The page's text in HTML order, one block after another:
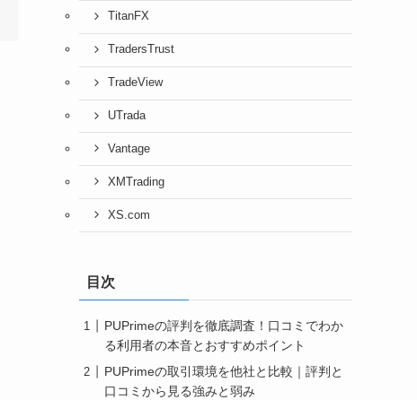
TitanFX
TradersTrust
TradeView
UTrada
Vantage
XMTrading
XS.com
目次
PUPrimeの評判を徹底調査！口コミでわか
る利用者の本音とおすすめポイント
PUPrimeの取引環境を他社と比較｜評判と
口コミから見る強みと弱み